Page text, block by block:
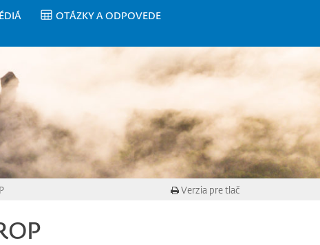
OTÁZKY A ODPOVEDE
Verzia pre tlač